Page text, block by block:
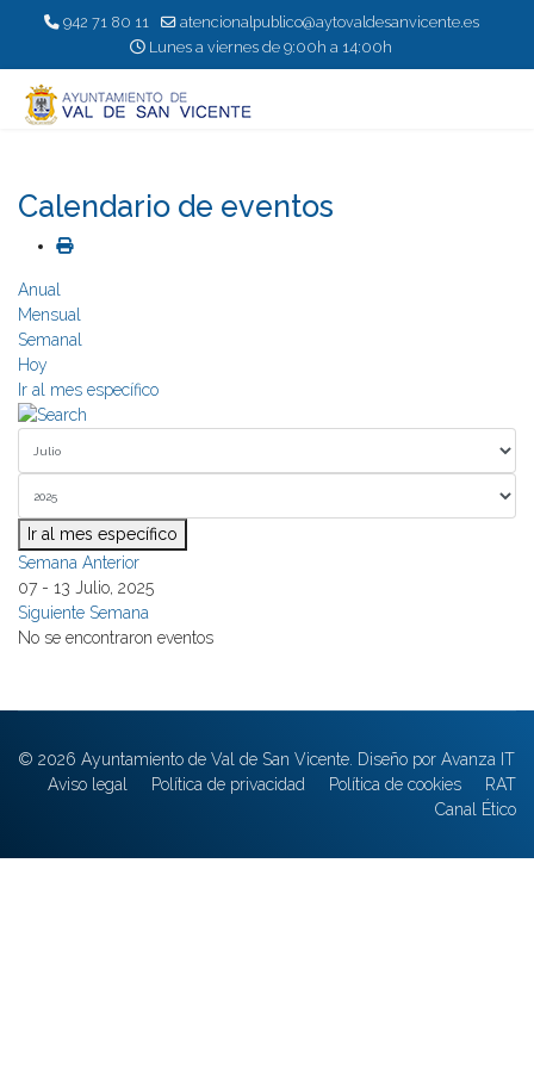
942 71 80 11
atencionalpublico@aytovaldesanvicente.es
Lunes a viernes de 9:00h a 14:00h
Calendario de eventos
Anual
Mensual
Semanal
Hoy
Ir al mes específico
Ir al mes específico
Semana Anterior
07 - 13 Julio, 2025
Siguiente Semana
No se encontraron eventos
© 2026 Ayuntamiento de Val de San Vicente. Diseño por Avanza IT
Aviso legal
Política de privacidad Política de cookies
RAT
Canal Ético